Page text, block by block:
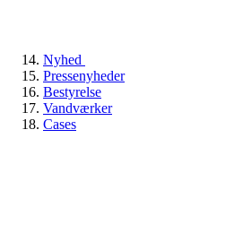
Nyhed
Pressenyheder
Bestyrelse
Vandværker
Cases